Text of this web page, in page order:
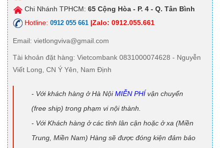
Chi Nhánh TPHCM: 65 Cộng Hòa - P. 4 - Q. Tân Bình
Hotline: 0912 055 661 |Zalo: 0912.055.661
Email: vietlongviva@gmail.com
Tài khoản đặt hàng: Vietcombank 0831000074628 - Nguyễn
Viết Long, CN Ý Yên, Nam Định
- Với khách hàng ở Hà NộiMIỄN PHÍ vận chuyển
(free ship) trong phạm vi nội thành.
- Với Khách hàng ở các tỉnh lân cận hoặc ở xa (Miền
Trung, Miền Nam) Hàng sẽ được đóng kiện đảm bảo